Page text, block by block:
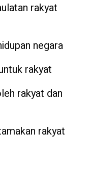
rakyat
negara
rakyat
rakyat dan
rakyat